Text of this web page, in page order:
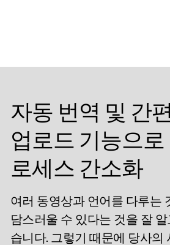
자동 번역 및 간
업로드 기능으로
로세스 간소화
여러 동영상과 언어를 다루는
담스러울 수 있다는 것을 잘 알
습니다. 그렇기 때문에 당사의